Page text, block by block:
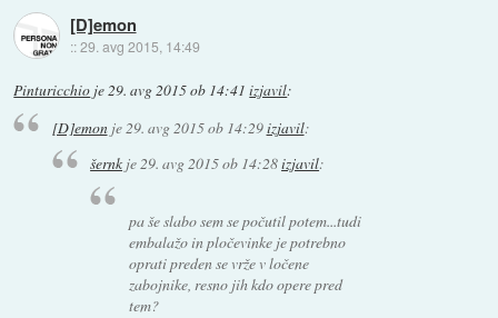
[D]emon
::29. avg 2015, 14:49
Pinturicchio je29. avg 2015 ob 14:41 izjavil:
[D]emonje 29. avg 2015 ob 14:29izjavil:
šernk je29. avg 2015 ob 14:28izjavil:
pa še slabo sem se počutil potem...tudi
embalažo in pločevinke je potrebno
oprati preden se vrže v ločene
zabojnike, resno jih kdo opere pred
tem?